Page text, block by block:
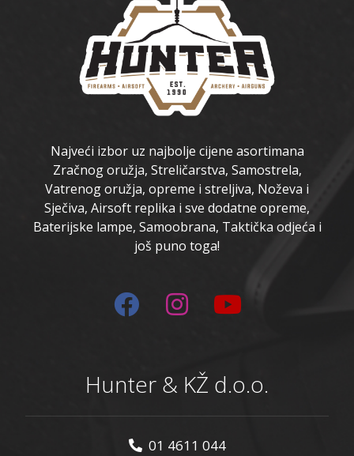
Najveći izbor uz najbolje cijene asortimana
Zračnog oružja, Streličarstva, Samostrela,
Vatrenog oružja, opreme i streljiva, Noževa i
Sječiva, Airsoft replika i sve dodatne opreme,
Baterijske lampe, Samoobrana, Taktička odjeća i
još puno toga!
Hunter & KŽ d.o.o.
01 4611 044